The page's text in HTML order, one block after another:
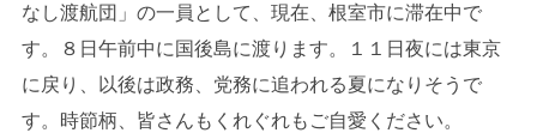
なし渡航団」の一員として、現在、根室市に滞在中で
す。８日午前中に国後島に渡ります。１１日夜には東京
に戻り、以後は政務、党務に追われる夏になりそうで
す。時節柄、皆さんもくれぐれもご自愛ください。